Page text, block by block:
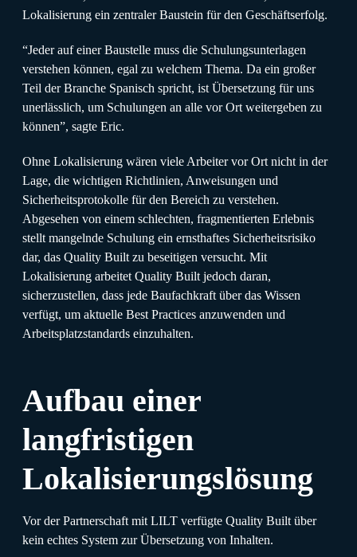
Lokalisierung ein zentraler Baustein für den Geschäftserfolg.
“Jeder auf einer Baustelle muss die Schulungsunterlagen
verstehen können, egal zu welchem Thema. Da ein großer
Teil der Branche Spanisch spricht, ist Übersetzung für uns
unerlässlich, um Schulungen an alle vor Ort weitergeben zu
können”, sagte Eric.
Ohne Lokalisierung wären viele Arbeiter vor Ort nicht in der
Lage, die wichtigen Richtlinien, Anweisungen und
Sicherheitsprotokolle für den Bereich zu verstehen.
Abgesehen von einem schlechten, fragmentierten Erlebnis
stellt mangelnde Schulung ein ernsthaftes Sicherheitsrisiko
dar, das Quality Built zu beseitigen versucht. Mit
Lokalisierung arbeitet Quality Built jedoch daran,
sicherzustellen, dass jede Baufachkraft über das Wissen
verfügt, um aktuelle Best Practices anzuwenden und
Arbeitsplatzstandards einzuhalten.
Aufbau einer
langfristigen
Lokalisierungslösung
Vor der Partnerschaft mit LILT verfügte Quality Built über
kein echtes System zur Übersetzung von Inhalten.